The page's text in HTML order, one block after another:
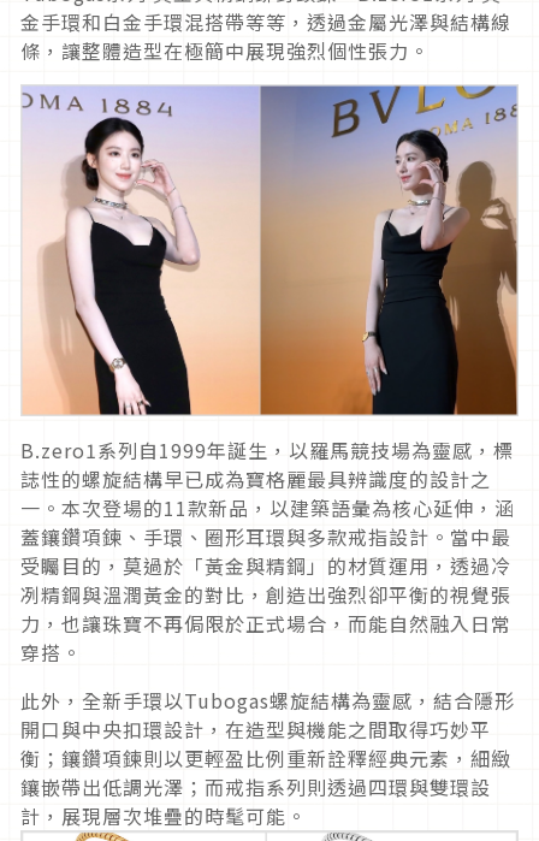
金手環和白金手環混搭帶等等，透過金屬光澤與結構線
條， 讓整體造型在極簡中展現強烈個性張力。
B.zero1系列自1999年誕生，以羅馬競技場為靈感， 標
誌性的螺旋結構早已成為寶格麗最具辨識度的設計之
一。本次登場的11款新品，以建築語彙為核心延伸，涵
蓋鑲鑽項鍊、手環、 圈形耳環與多款戒指設計。當中最
受矚目的，莫過於「黃金與精鋼」 的材質運用，透過冷
冽精鋼與溫潤黃金的對比， 創造出強烈卻平衡的視覺張
力，也讓珠寶不再侷限於正式場合， 而能自然融入日常
穿搭。
此外，全新手環以Tubogas螺旋結構為靈感， 結合隱形
開口與中央扣環設計，在造型與機能之間取得巧妙平
衡； 鑲鑽項鍊則以更輕盈比例重新詮釋經典元素， 細緻
鑲嵌帶出低調光澤；而戒指系列則透過四環與雙環設
計， 展現層次堆疊的時髦可能。